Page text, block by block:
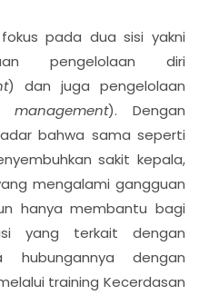
pada dua sisi yakni
pengelolaan diri
) dan juga pengelolaan
management). Dengan
bahwa sama seperti
sakit kepala,
mengalami gangguan
hanya membantu bagi
yang terkait dengan
dengan
training Kecerdasan